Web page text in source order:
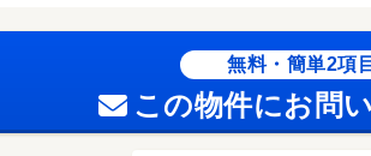
無料・簡単2項
この物件にお問